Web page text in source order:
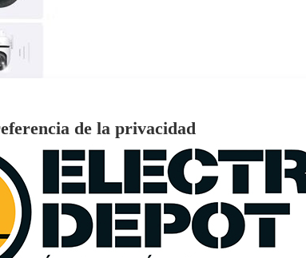
159€ 96
Pago aplazos
de la privacidad